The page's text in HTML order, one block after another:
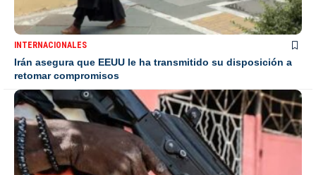
INTERNACIONALES
Irán asegura que EEUU le ha transmitido su disposición a
retomar compromisos